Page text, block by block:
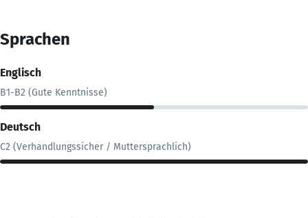
Sprachen
Englisch
B1-B2 (Gute Kenntnisse)
Deutsch
C2 (Verhandlungssicher / Muttersprachlich)